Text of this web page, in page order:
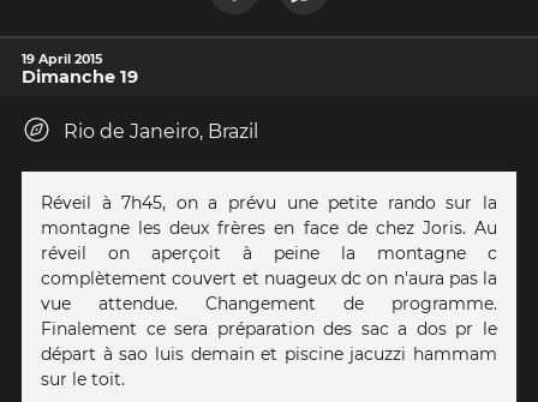
19 April 2015
Dimanche 19
Rio de Janeiro, Brazil
Réveil à 7h45, on a prévu une petite rando sur la
montagne les deux frères en face de chez Joris. Au
réveil on aperçoit à peine la montagne c
complètement couvert et nuageux dc on n'aura pas la
vue attendue. Changement de programme.
Finalement ce sera préparation des sac a dos pr le
départ à sao luis demain et piscine jacuzzi hammam
sur le toit.